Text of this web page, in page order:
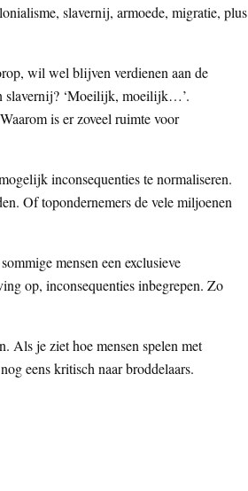
slavernij, armoede, migratie, plus
wil wel blijven verdienen aan de
slavernij? ‘Moeilijk, moeilijk…’.
is er zoveel ruimte voor
inconsequenties te normaliseren.
Of topondernemers de vele miljoenen
mensen een exclusieve
op, inconsequenties inbegrepen. Zo
Als je ziet hoe mensen spelen met
eens kritisch naar broddelaars.